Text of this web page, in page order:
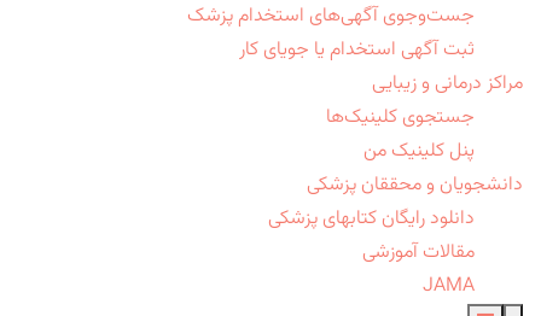
جست‌وجوی آگهی‌های استخدام پزشک
ثبت آگهی استخدام یا جویای کار
مراکز درمانی و زیبایی
جستجوی کلینیک‌ها
پنل کلینیک من
دانشجویان و محققان پزشکی
دانلود رایگان کتابهای پزشکی
مقالات آموزشی
JAMA